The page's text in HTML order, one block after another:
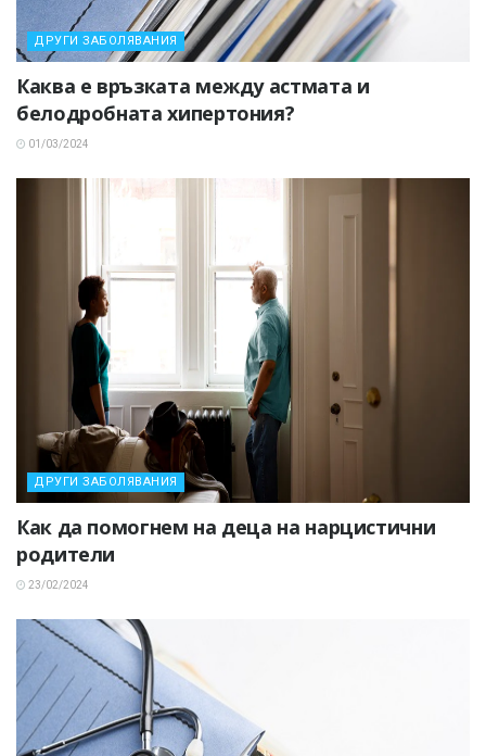
ДРУГИ ЗАБОЛЯВАНИЯ
Каква е връзката между астмата и
белодробната хипертония?
01/03/2024
ДРУГИ ЗАБОЛЯВАНИЯ
Как да помогнем на деца на нарцистични
родители
23/02/2024